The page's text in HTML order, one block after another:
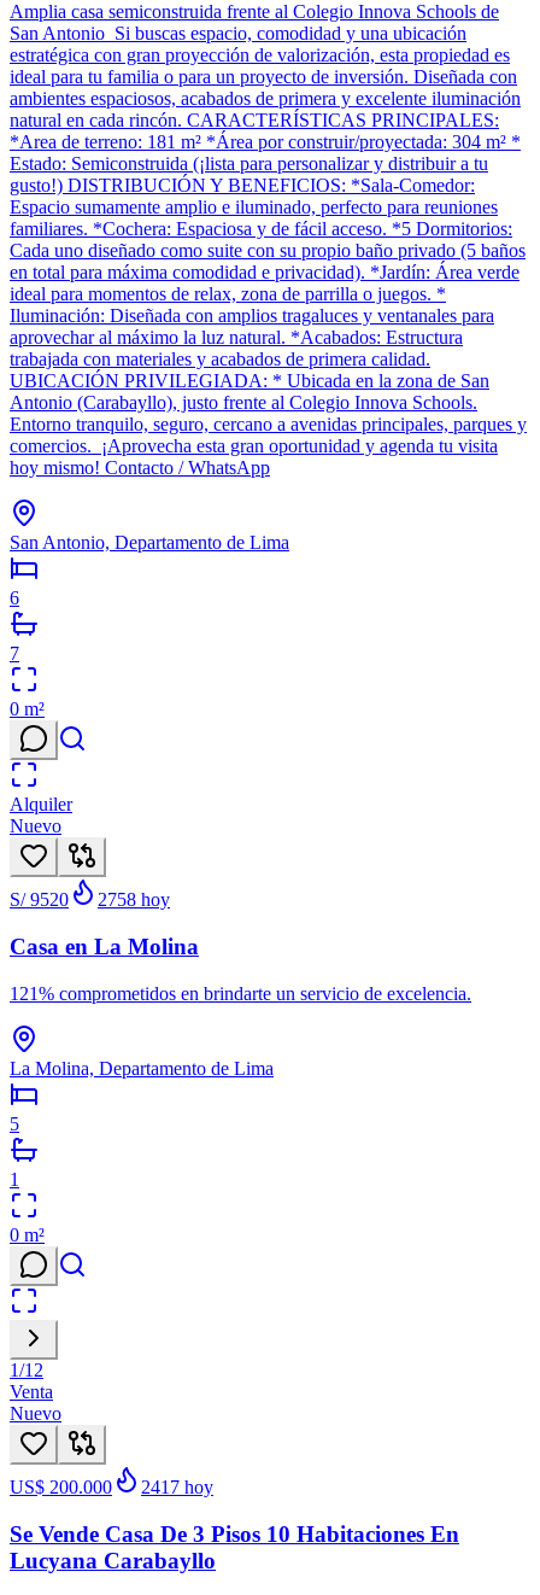
Amplia casa semiconstruida frente al Colegio Innova Schools de
San Antonio Si buscas espacio, comodidad y una ubicación
estratégica con gran proyección de valorización, esta propiedad es
ideal para tu familia o para un proyecto de inversión. Diseñada con
ambientes espaciosos, acabados de primera y excelente iluminación
natural en cada rincón. CARACTERÍSTICAS PRINCIPALES:
*Area de terreno: 181 m² *Área por construir/proyectada: 304 m² *
Estado: Semiconstruida (¡lista para personalizar y distribuir a tu
gusto!) DISTRIBUCIÓN Y BENEFICIOS: *Sala-Comedor:
Espacio sumamente amplio e iluminado, perfecto para reuniones
familiares. *Cochera: Espaciosa y de fácil acceso. *5 Dormitorios:
Cada uno diseñado como suite con su propio baño privado (5 baños
en total para máxima comodidad e privacidad). *Jardín: Área verde
ideal para momentos de relax, zona de parrilla o juegos. *
Iluminación: Diseñada con amplios tragaluces y ventanales para
aprovechar al máximo la luz natural. *Acabados: Estructura
trabajada con materiales y acabados de primera calidad.
UBICACIÓN PRIVILEGIADA: * Ubicada en la zona de San
Antonio (Carabayllo), justo frente al Colegio Innova Schools.
Entorno tranquilo, seguro, cercano a avenidas principales, parques y
comercios. ¡Aprovecha esta gran oportunidad y agenda tu visita
hoy mismo! Contacto / WhatsApp
San Antonio, Departamento de Lima
6
7
0 m²
Alquiler
Nuevo
S/ 9520 2758 hoy
Casa en La Molina
121% comprometidos en brindarte un servicio de excelencia.
La Molina, Departamento de Lima
5
1
0 m²
1/12
Venta
Nuevo
US$ 200.000 2417 hoy
Se Vende Casa De 3 Pisos 10 Habitaciones En
Lucyana Carabayllo